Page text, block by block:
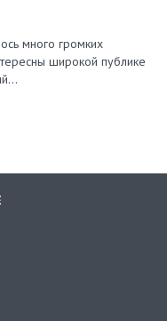
много громких
широкой публике